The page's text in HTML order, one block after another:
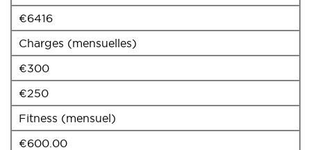
€6416
Charges (mensuelles)
€300
€250
Fitness (mensuel)
€600.00